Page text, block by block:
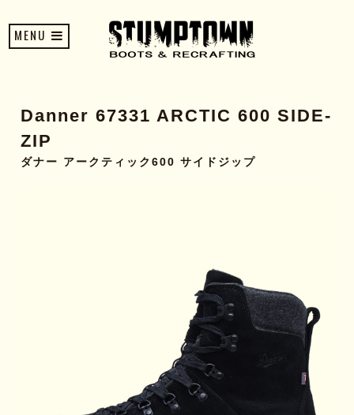
MENU
Danner 67331 ARCTIC 600 SIDE-
ZIP
ダナー アークティック600 サイドジップ